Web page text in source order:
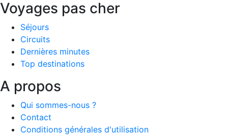
Voyages pas cher
Séjours
Circuits
Dernières minutes
Top destinations
A propos
Qui sommes-nous ?
Contact
Conditions générales d'utilisation